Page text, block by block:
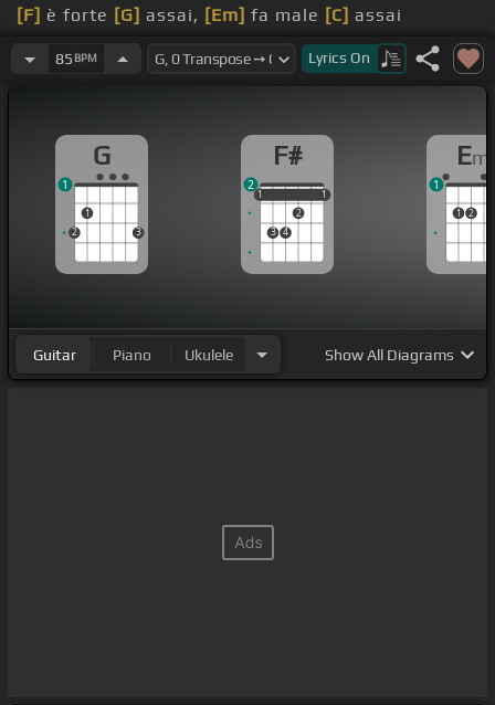
[F] è forte [G] assai, [Em] fa male [C] assai
ma com'è bella[Dm] questa[E]maravarità.
85 BPM Lyrics On
G
2
1
3
1
F#
1
3 4
2
1
1 1
2
Em
1 2
1
Guitar Piano Ukulele ShowAll Diagrams